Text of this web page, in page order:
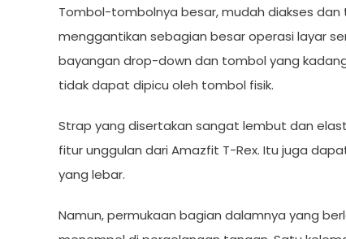
Tombol-tombolnya besar, mudah diakses
menggantikan sebagian besar operasi layar
bayangan drop-down dan tombol yang
tidak dapat dipicu oleh tombol fisik.
Strap yang disertakan sangat lembut dan
fitur unggulan dari Amazfit T-Rex. Itu juga
yang lebar.
Namun, permukaan bagian dalamnya yang